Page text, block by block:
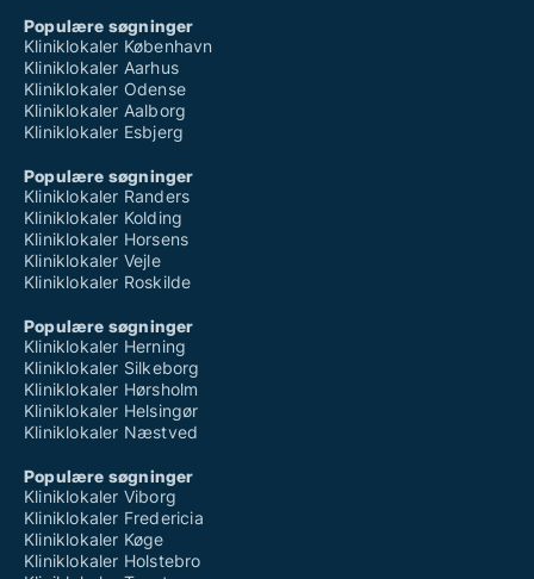
Populære søgninger
Kliniklokaler København
Kliniklokaler Aarhus
Kliniklokaler Odense
Kliniklokaler Aalborg
Kliniklokaler Esbjerg
Populære søgninger
Kliniklokaler Randers
Kliniklokaler Kolding
Kliniklokaler Horsens
Kliniklokaler Vejle
Kliniklokaler Roskilde
Populære søgninger
Kliniklokaler Herning
Kliniklokaler Silkeborg
Kliniklokaler Hørsholm
Kliniklokaler Helsingør
Kliniklokaler Næstved
Populære søgninger
Kliniklokaler Viborg
Kliniklokaler Fredericia
Kliniklokaler Køge
Kliniklokaler Holstebro